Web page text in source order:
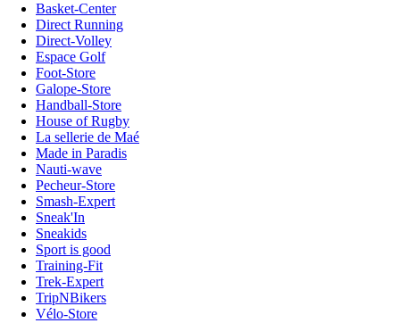
Basket-Center
Direct Running
Direct-Volley
Espace Golf
Foot-Store
Galope-Store
Handball-Store
House of Rugby
La sellerie de Maé
Made in Paradis
Nauti-wave
Pecheur-Store
Smash-Expert
Sneak'In
Sneakids
Sport is good
Training-Fit
Trek-Expert
TripNBikers
Vélo-Store